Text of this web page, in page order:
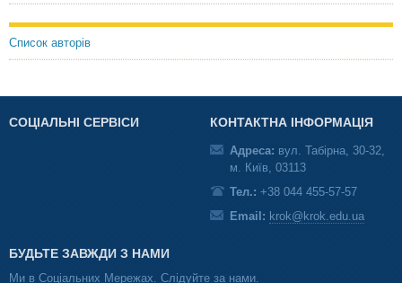
Список авторів
СОЦІАЛЬНІ СЕРВІСИ КОНТАКТНА ІНФОРМАЦІЯ
Адреса: вул. Табірна, 30-32,
м. Київ, 03113
Тел.: +38 044 455-57-57
Email: krok@krok.edu.ua
БУДЬТЕ ЗАВЖДИ З НАМИ
Ми в Соціальних Мережах. Слідуйте за нами.